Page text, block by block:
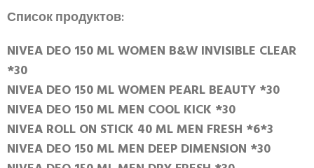
Список продуктов:
NIVEA DEO 150 ML WOMEN B&W INVISIBLE CLEAR
*30
NIVEA DEO 150 ML WOMEN PEARL BEAUTY *30
NIVEA DEO 150 ML MEN COOL KICK *30
NIVEA ROLL ON STICK 40 ML MEN FRESH *6*3
NIVEA DEO 150 ML MEN DEEP DIMENSION *30